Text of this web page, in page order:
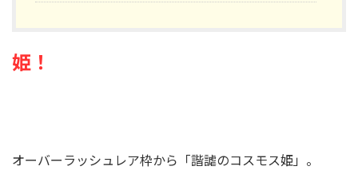
姫！
オーバーラッシュレア枠から「諧謔のコスモス姫」。